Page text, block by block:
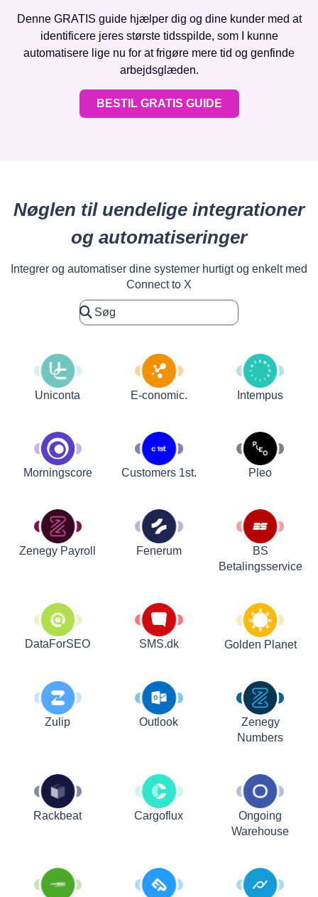
Denne GRATIS guide hjælper dig og dine kunder med at
identificere jeres største tidsspilde, som I kunne
automatisere lige nu for at frigøre mere tid og genfinde
arbejdsglæden.
BESTIL GRATIS GUIDE
Nøglen til uendelige integrationer
og automatiseringer
Integrer og automatiser dine systemer hurtigt og enkelt med
Connect to X
Uniconta E-conomic. Intempus
Morningscore Customers 1st. Pleo
Zenegy Payroll Fenerum
BS
Betalingsservice
DataForSEO SMS.dk Golden Planet
Zulip Outlook
Zenegy
Numbers
Rackbeat Cargoflux
Ongoing
Warehouse